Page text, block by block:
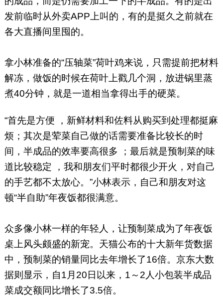
发前临时从外卖APP上叫的，有的是挺久之前就在
各大直播间里囤的。
拿小林准备的“压轴菜”荷叶鸡来说，只需提前把材料
解冻，做饭的时候在荷叶上戳几个洞，放进锅里蒸
煮40分钟，就是一道相当拿得出手的硬菜。
“首先是方便 ，新鲜材料和佐料从购买到处理都挺麻
烦；其次是荤菜自己做的话需要准备比较长的时
间，半成品的效率要高很多 ；最后就是预制菜的味
道比较稳定 ，我和朋友们平时都很少开火，对自己
的手艺都不太放心。”小林表示，自己和朋友对这
顿“半自助”年夜饭都很满意。
众多像小林一样的年轻人，让预制菜成为了年夜饭
桌上风头颇盛的新宠。天猫公布的十大新年货数据
中，预制菜的销量同比去年增长了16倍。京东大数
据则显示，自1月20日以来，1～2人小包装半成品
菜成交额同比增长了3.5倍。